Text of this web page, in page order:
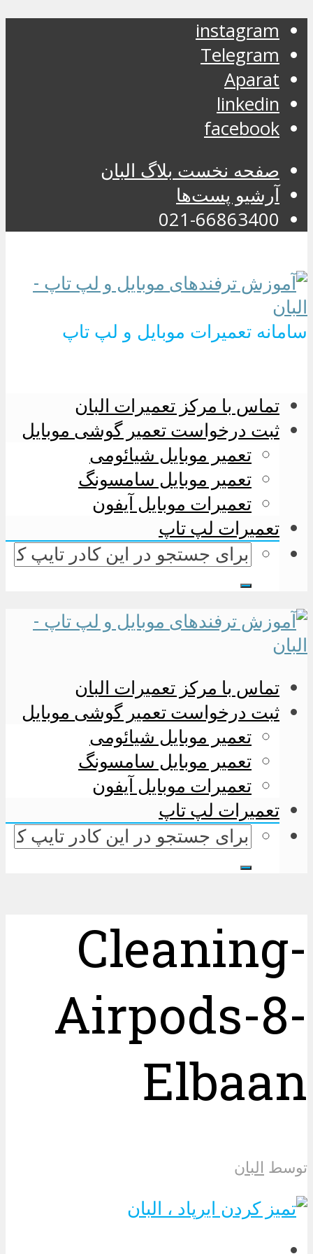
instagram
Telegram
Aparat
linkedin
facebook
صفحه نخست بلاگ البان
آرشیو پست‌ها
021-66863400
سامانه تعمیرات موبایل و لپ تاپ
تماس با مرکز تعمیرات البان
ثبت درخواست تعمیر گوشی موبایل
تعمیر موبایل شیائومی
تعمیر موبایل سامسونگ
تعمیرات موبایل آیفون
تعمیرات لپ تاپ
تماس با مرکز تعمیرات البان
ثبت درخواست تعمیر گوشی موبایل
تعمیر موبایل شیائومی
تعمیر موبایل سامسونگ
تعمیرات موبایل آیفون
تعمیرات لپ تاپ
Cleaning-
Airpods-8-
Elbaan
توسط البان